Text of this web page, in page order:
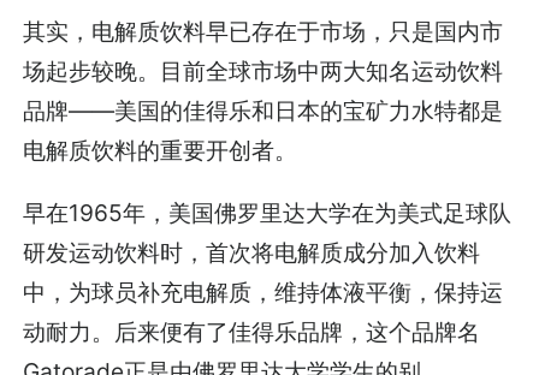
其实，电解质饮料早已存在于市场，只是国内市
场起步较晚。目前全球市场中两大知名运动饮料
品牌——美国的佳得乐和日本的宝矿力水特都是
电解质饮料的重要开创者。
早在1965年，美国佛罗里达大学在为美式足球队
研发运动饮料时，首次将电解质成分加入饮料
中，为球员补充电解质，维持体液平衡，保持运
动耐力。后来便有了佳得乐品牌，这个品牌名